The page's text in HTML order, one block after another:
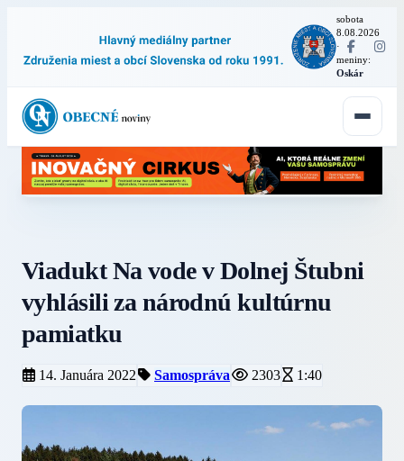
sobota
8.08.2026
·
meniny:
Oskár
Viadukt Na vode v Dolnej Štubni
vyhlásili za národnú kultúrnu
pamiatku
14. Januára 2022 Samospráva 2303 1:40